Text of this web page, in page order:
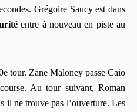
Grégoire Saucy est dans
entre à nouveau en piste au
tour. Zane Maloney passe Caio
Au tour suivant, Roman
il ne trouve pas l’ouverture. Les